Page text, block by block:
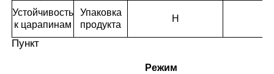
Устойчивость
к царапинам
Упаковка
продукта
H
Пункт
Режим